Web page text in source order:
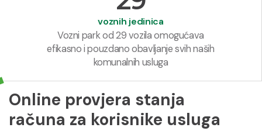
voznih jedinica
Vozni park od 29 vozila omogućava
efikasno i pouzdano obavljanje svih naših
komunalnih usluga
Online provjera stanja
računa za korisnike usluga